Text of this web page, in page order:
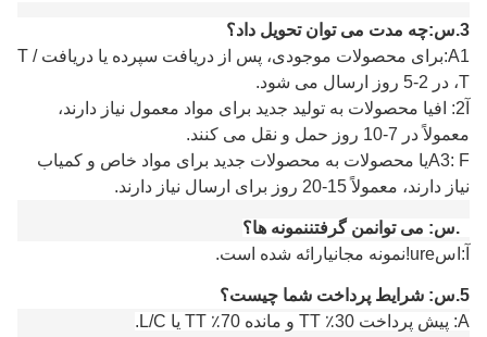
3. س:چه مدت می توان تحویل داد؟
A1:
برای محصولات موجودی، پس از دریافت سپرده یا دریافت T /
T، در 2-5 روز ارسال می شود.
2: اف
یا محصولات به تولید جدید برای مواد معمول نیاز دارند،
معمولاً در 7-10 روز حمل و نقل می کنند.
A3: Fیا محصولات به محصولات جدید برای مواد خاص و کمیاب
نیاز دارند، معمولاً 15-20 روز برای ارسال نیاز دارند.
س: می توان من گرفتننمونه ها؟
اس ure!نمونه مجانی ارائه شده است.
5. س: شرایط پرداخت شما چیست؟
A: پیش پرداخت 30٪ TT و مانده 70٪ TT یا L/C.